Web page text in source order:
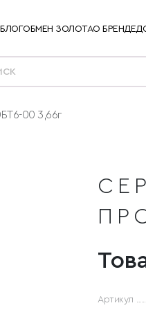
БЛОГОБМЕН ЗОЛОТАО БРЕНДЕ
00 3,66г
Артикул